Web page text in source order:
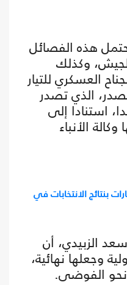
هذه الفصائل
وكذلك
العسكري للتيار
الذي تصدر
برصيد 73 مقعدا، استنادا إلى
الأنباء
بنتائج الانتخابات في
الزبيدي، أن
وجعلها نهائية،
نحو الفوضى.